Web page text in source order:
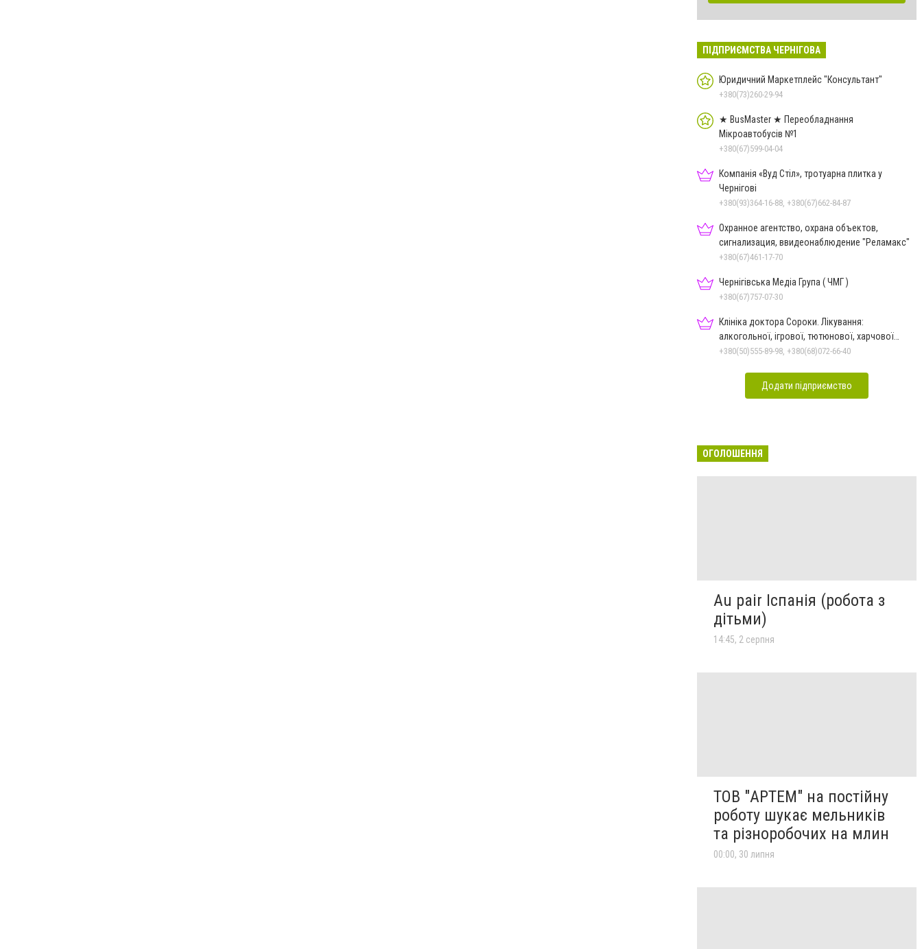
ПІДПРИЄМСТВА ЧЕРНІГОВА
Юридичний Маркетплейс "Консультант"
+380(73)260-29-94
★ BusMaster ★ Переобладнання
Мікроавтобусів №1
+380(67)599-04-04
Компанія «Вуд Стіл», тротуарна плитка у
Чернігові
+380(93)364-16-88, +380(67)662-84-87
Охранное агентство, охрана объектов,
сигнализация, ввидеонаблюдение "Реламакс"
+380(67)461-17-70
Чернігівська Медіа Група ( ЧМГ )
+380(67)757-07-30
Клініка доктора Сороки. Лікування:
алкогольної, ігрової, тютюнової, харчової
залежностей, неврозів т
+380(50)555-89-98, +380(68)072-66-40
Додати підприємство
ОГОЛОШЕННЯ
Au pair Іспанія (робота з
дітьми)
14:45, 2 серпня
ТОВ "АРТЕМ" на постійну
роботу шукає мельників
та різноробочих на млин
00:00, 30 липня